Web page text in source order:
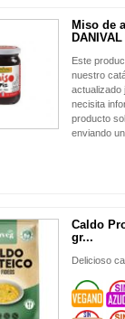
Miso de
DANIVAL
Este
nuestro
actualizado
necisita
producto
enviando
Caldo
gr...
Delicioso